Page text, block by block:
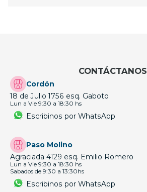
CONTÁCTANOS
Cordón
18 de Julio 1756 esq. Gaboto
Lun a Vie 9:30 a 18:30 hs
Escribinos por WhatsApp
Paso Molino
Agraciada 4129 esq. Emilio Romero
Lun a Vie 9:30 a 18:30 hs
Sabados de 9:30 a 13:30hs
Escribinos por WhatsApp